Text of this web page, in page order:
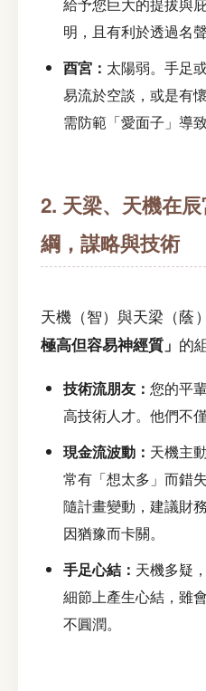
給予您巨大的提拔與
明，且有利於透過名聲
酉宮： 太陽弱。手足
易流於空談，或是有
需防範「愛面子」導致
2. 天梁、天機在
綱，謀略與技術
天機（智）與天梁（蔭
極高但容易神經質」 的
技術流朋友： 您的平
高技術人才。他們不
現金流波動： 天機主
常有「想太多」而錯
隨計畫變動，建議財
因猶豫而卡關。
手足心結： 天機多疑
細節上產生心結，雖
不圓潤。